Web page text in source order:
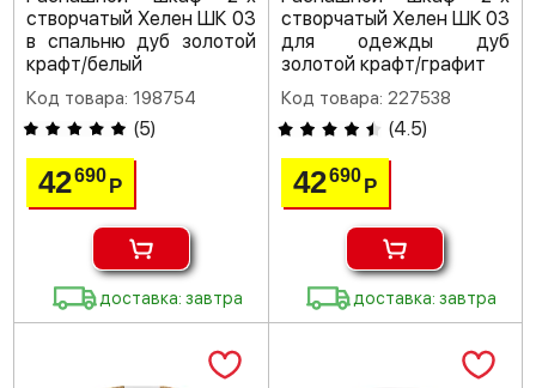
створчатый Хелен ШК 03
в спальню дуб золотой
крафт/белый
Код товара: 198754
(5)
42690Р
доставка: завтра
створчатый Хелен ШК 03
для одежды дуб
золотой крафт/графит
Код товара: 227538
(4.5)
42690 Р
доставка: завтра